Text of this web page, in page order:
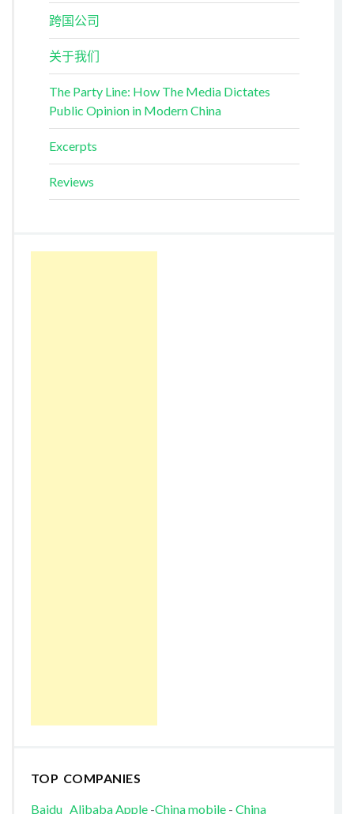
跨国公司
关于我们
The Party Line: How The Media Dictates
Public Opinion in Modern China
Excerpts
Reviews
TOP COMPANIES
Baidu AlibabaApple-China mobile- China